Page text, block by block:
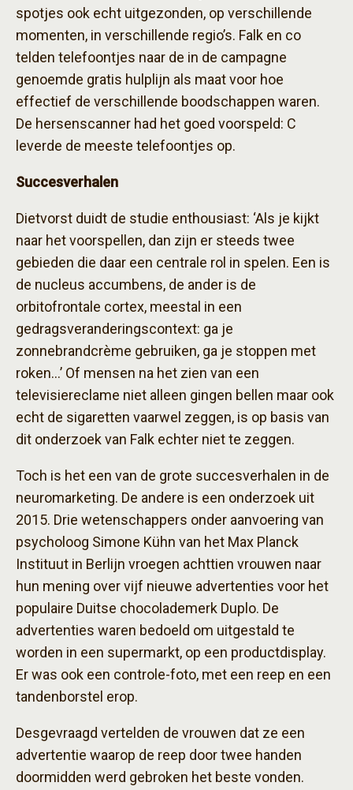
spotjes ook echt uitgezonden, op verschillende
momenten, in verschillende regio’s. Falk en co
telden telefoontjes naar de in de campagne
genoemde gratis hulplijn als maat voor hoe
effectief de verschillende boodschappen waren.
De hersenscanner had het goed voorspeld: C
leverde de meeste telefoontjes op.
Succesverhalen
Dietvorst duidt de studie enthousiast: ‘Als je kijkt
naar het voorspellen, dan zijn er steeds twee
gebieden die daar een centrale rol in spelen. Een is
de nucleus accumbens, de ander is de
orbitofrontale cortex, meestal in een
gedragsveranderingscontext: ga je
zonnebrandcrème gebruiken, ga je stoppen met
roken…’ Of mensen na het zien van een
televisiereclame niet alleen gingen bellen maar ook
echt de sigaretten vaarwel zeggen, is op basis van
dit onderzoek van Falk echter niet te zeggen.
Toch is het een van de grote succesverhalen in de
neuromarketing. De andere is een onderzoek uit
2015. Drie wetenschappers onder aanvoering van
psycholoog Simone Kühn van het Max Planck
Instituut in Berlijn vroegen achttien vrouwen naar
hun mening over vijf nieuwe advertenties voor het
populaire Duitse chocolademerk Duplo. De
advertenties waren bedoeld om uitgestald te
worden in een supermarkt, op een productdisplay.
Er was ook een controle-foto, met een reep en een
tandenborstel erop.
Desgevraagd vertelden de vrouwen dat ze een
advertentie waarop de reep door twee handen
doormidden werd gebroken het beste vonden.